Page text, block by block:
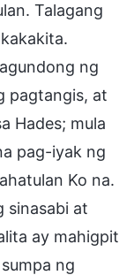
Talagang
ng
pagtangis, at
Hades; mula
pag-iyak ng
Ko na.
sinasabi at
ay mahigpit
ng